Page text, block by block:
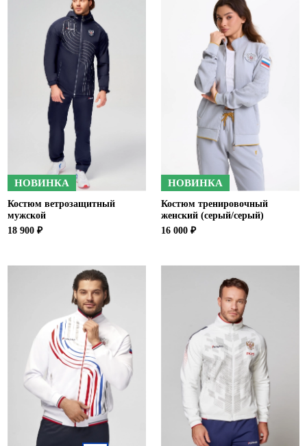
Ханты-Мансийский автономный округ (3)
Челябинская область (2)
Ямало-Ненецкий автономный округ (1)
Ярославская область (1)
НОВИНКА
Костюм ветрозащитный
мужской
18 900 ₽
НОВИНКА
Костюм тренировочный
женский (серый/серый)
16 000 ₽